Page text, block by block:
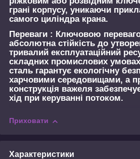
грані корпусу, уникаючи
самого циліндра крана.
Переваги : Ключовою
абсолютна стійкість до
тривалий експлуатаційний
складних промислових
сталь гарантує екологічну
харчовими середовищами, а
конструкція важеля
хід при керуванні потоком.
Приховати
Характеристики